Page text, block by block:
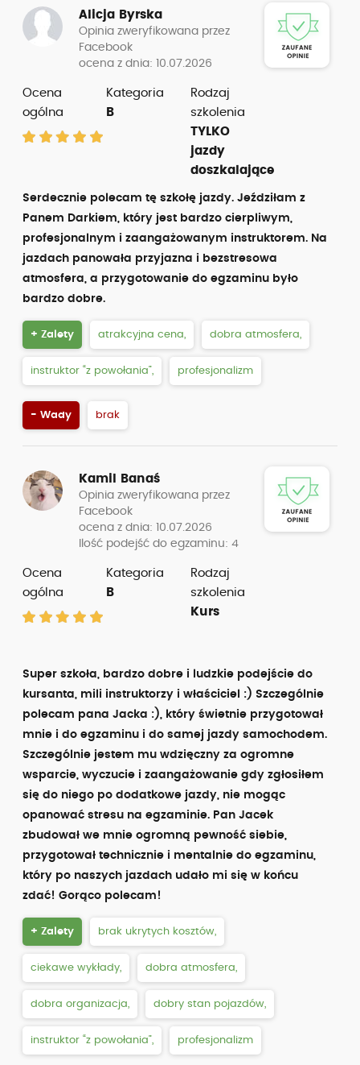
Alicja Byrska
Opinia zweryfikowana przez
Facebook
ocena z dnia: 10.07.2026
Ocena
ogólna
Kategoria
B
Rodzaj
szkolenia
TYLKO
jazdy
doszkalające
Serdecznie polecam tę szkołę jazdy. Jeździłam z
Panem Darkiem, który jest bardzo cierpliwym,
profesjonalnym i zaangażowanym instruktorem. Na
jazdach panowała przyjazna i bezstresowa
atmosfera, a przygotowanie do egzaminu było
bardzo dobre.
+ Zalety atrakcyjna cena, dobra atmosfera,
instruktor “z powołania”, profesjonalizm
- Wady brak
Kamil Banaś
Opinia zweryfikowana przez
Facebook
ocena z dnia: 10.07.2026
Ilość podejść do egzaminu: 4
Ocena
ogólna
Kategoria
B
Rodzaj
szkolenia
Kurs
Super szkoła, bardzo dobre i ludzkie podejście do
kursanta, mili instruktorzy i właściciel :) Szczególnie
polecam pana Jacka :), który świetnie przygotował
mnie i do egzaminu i do samej jazdy samochodem.
Szczególnie jestem mu wdzięczny za ogromne
wsparcie, wyczucie i zaangażowanie gdy zgłosiłem
się do niego po dodatkowe jazdy, nie mogąc
opanować stresu na egzaminie. Pan Jacek
zbudował we mnie ogromną pewność siebie,
przygotował technicznie i mentalnie do egzaminu,
który po naszych jazdach udało mi się w końcu
zdać! Gorąco polecam!
+ Zalety brak ukrytych kosztów,
ciekawe wykłady, dobra atmosfera,
dobra organizacja, dobry stan pojazdów,
instruktor “z powołania”, profesjonalizm